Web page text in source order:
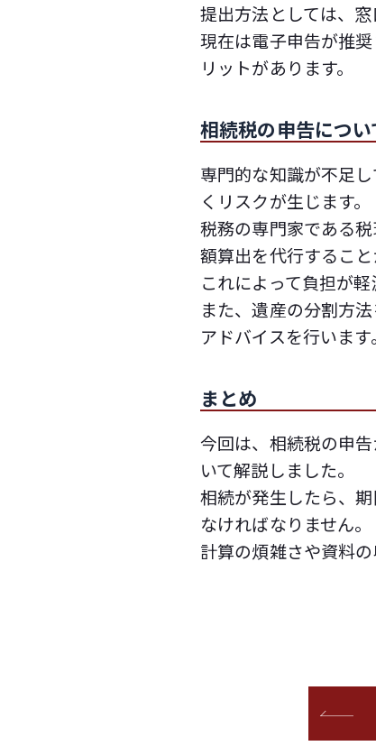
提出方法としては、
現在は電子申告が推
リットがあります。
相続税の申告につ
専門的な知識が不足
くリスクが生じます。
税務の専門家である
額算出を代行すること
これによって負担が
また、遺産の分割方
アドバイスを行います。
まとめ
今回は、相続税の申
いて解説しました。
相続が発生したら、
なければなりません。
計算の煩雑さや資料